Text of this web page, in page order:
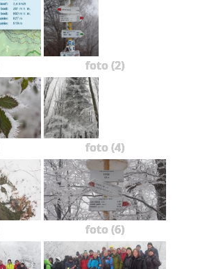
foto (2)
foto (4)
foto (6)